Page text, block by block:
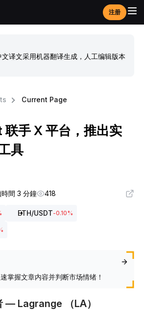
注册
译文采用机器翻译生成，人工编辑版本
Current Page
手 X 平台，推出实
具
時間 3 分鐘 418
ETH/USDT-0.10%
掌握文章内容并判断市场情绪！
— Lagrange （LA）